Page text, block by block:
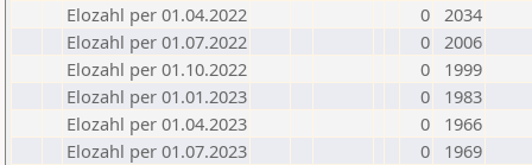
Elozahl per 01.04.2022
0 2034
Elozahl per 01.07.2022
0 2006
Elozahl per 01.10.2022
0
1999
Elozahl per 01.01.2023
0
1983
Elozahl per 01.04.2023
0
1966
Elozahl per 01.07.2023
0
1969